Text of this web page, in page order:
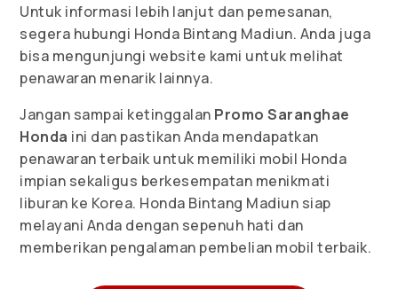
Untuk informasi lebih lanjut dan pemesanan,
segera hubungi Honda Bintang Madiun. Anda juga
bisa mengunjungi website kami untuk melihat
penawaran menarik lainnya.
Jangan sampai ketinggalan Promo Saranghae
Honda ini dan pastikan Anda mendapatkan
penawaran terbaik untuk memiliki mobil Honda
impian sekaligus berkesempatan menikmati
liburan ke Korea. Honda Bintang Madiun siap
melayani Anda dengan sepenuh hati dan
memberikan pengalaman pembelian mobil terbaik.